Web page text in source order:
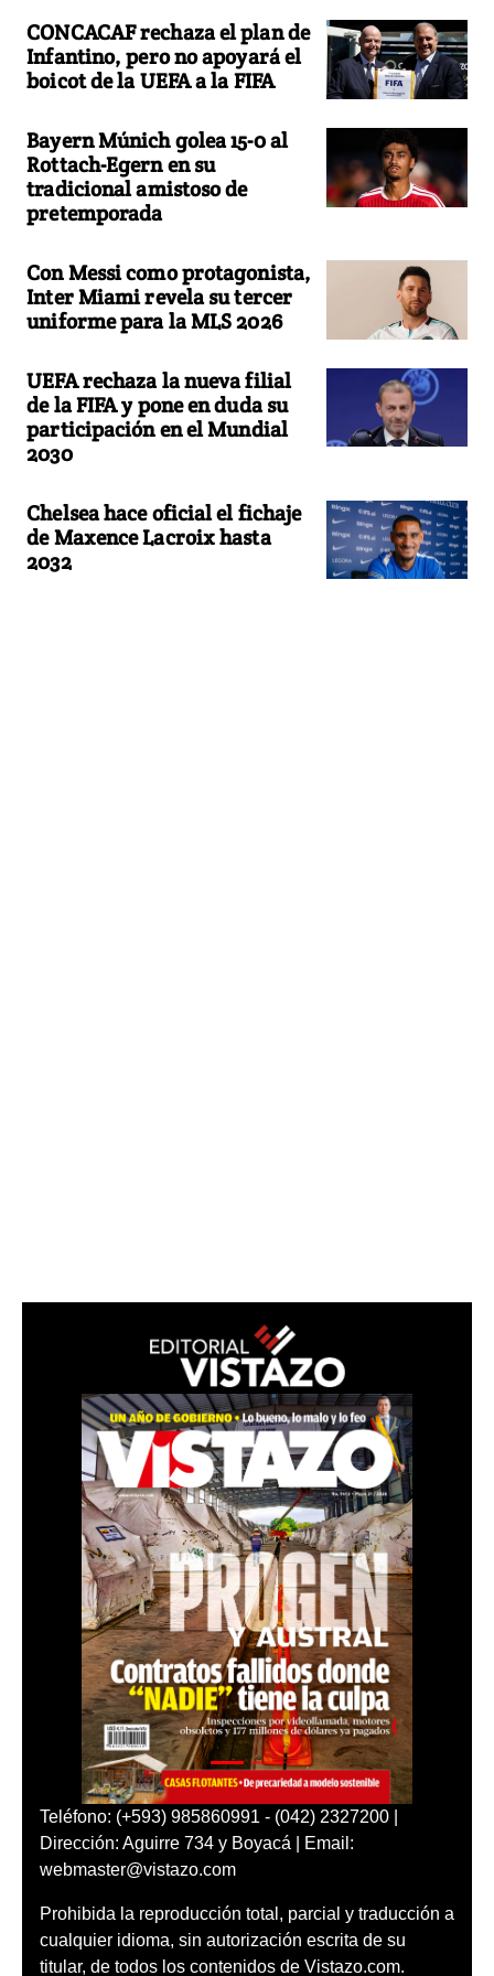
CONCACAF rechaza el plan de
Infantino, pero no apoyará el
boicot de la UEFA a la FIFA
Bayern Múnich golea 15-0 al
Rottach-Egern en su
tradicional amistoso de
pretemporada
Con Messi como protagonista,
Inter Miami revela su tercer
uniforme para la MLS 2026
UEFA rechaza la nueva filial
de la FIFA y pone en duda su
participación en el Mundial
2030
Chelsea hace oficial el fichaje
de Maxence Lacroix hasta
2032
Teléfono: (+593) 985860991 - (042) 2327200 |
Dirección: Aguirre 734 y Boyacá | Email:
webmaster@vistazo.com
Prohibida la reproducción total, parcial y traducción a
cualquier idioma, sin autorización escrita de su
titular, de todos los contenidos de Vistazo.com.